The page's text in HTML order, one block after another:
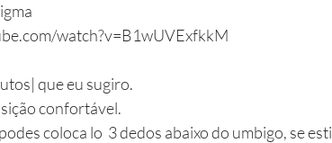
watch?v=B1wUVExfkkM
que eu sugiro.
confortável.
coloca lo  3 dedos abaixo do umbigo, se